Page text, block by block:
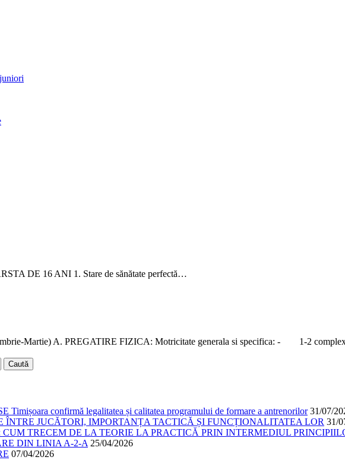
DE 16 ANI 1. Stare de sănătate perfectă…
Martie) A. PREGATIRE FIZICA: Motricitate generala si specifica: - 1-2
Timișoara confirmă legalitatea și calitatea programului de formare a antrenorilor 31/07/
JUCĂTORI, IMPORTANȚA TACTICĂ ȘI FUNCȚIONALITATEA LOR 31/
TRECEM DE LA TEORIE LA PRACTICĂ PRIN INTERMEDIUL
DIN LINIA A-2-A 25/04/2026
07/04/2026